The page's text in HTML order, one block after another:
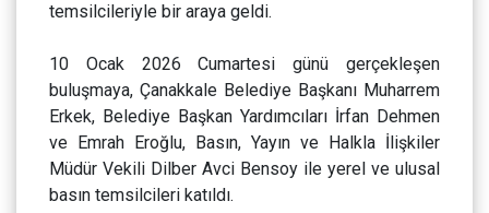
temsilcileriyle bir araya geldi.
10 Ocak 2026 Cumartesi günü gerçekleşen
buluşmaya, Çanakkale Belediye Başkanı Muharrem
Erkek, Belediye Başkan Yardımcıları İrfan Dehmen
ve Emrah Eroğlu, Basın, Yayın ve Halkla İlişkiler
Müdür Vekili Dilber Avci Bensoy ile yerel ve ulusal
basın temsilcileri katıldı.